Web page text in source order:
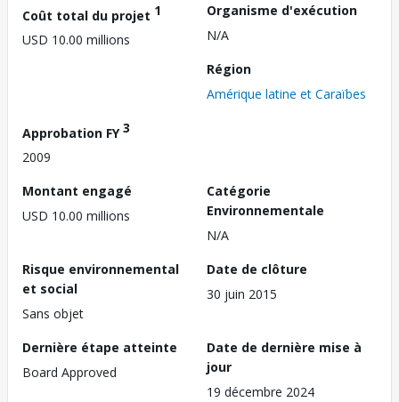
Coût total du projet 1
USD 10.00 millions
Organisme d'exécution
N/A
Région
Amérique latine et Caraïbes
Approbation FY3
2009
Montant engagé
USD 10.00 millions
Catégorie
Environnementale
N/A
Risque environnemental
et social
Sans objet
Date de clôture
30 juin 2015
Dernière étape atteinte
Board Approved
Date de dernière mise à
jour
19 décembre 2024